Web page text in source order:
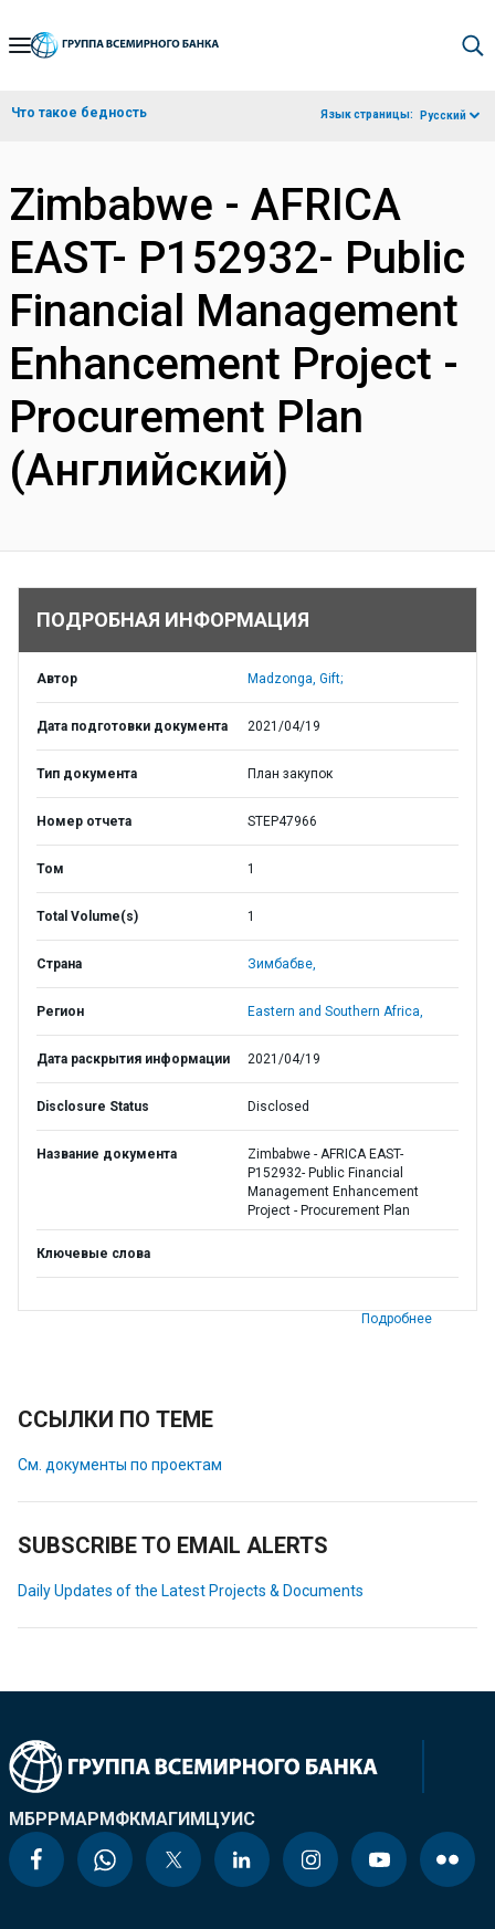
Skip
Navigation
Что такое бедность Язык страницы: Русский
Zimbabwe - AFRICA
EAST- P152932- Public
Financial Management
Enhancement Project -
Procurement Plan
(Английский)
ПОДРОБНАЯ ИНФОРМАЦИЯ
Автор Madzonga, Gift;
Дата подготовки документа 2021/04/19
Тип документа План закупок
Номер отчета STEP47966
Том 1
Total Volume(s) 1
Страна Зимбабве,
Регион Eastern and Southern Africa,
Дата раскрытия информации 2021/04/19
Disclosure Status Disclosed
Название документа
Zimbabwe - AFRICA EAST-
P152932- Public Financial
Management Enhancement
Project - Procurement Plan
Ключевые слова
Подробнее
ССЫЛКИ ПО ТЕМЕ
См. документы по проектам
SUBSCRIBE TO EMAIL ALERTS
Daily Updates of the Latest Projects & Documents
МБРРМАРМФКМАГИМЦУИС